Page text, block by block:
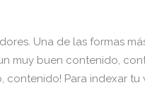
Una de las formas
muy buen contenido,
contenido! Para indexar tu